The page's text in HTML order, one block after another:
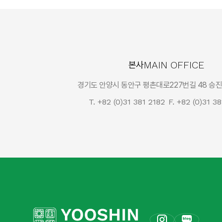
본사MAIN OFFICE
경기도 안양시 동안구 평촌대로227번길 48 승
T. +82 (0)31 381 2182 F. +82 (0)31